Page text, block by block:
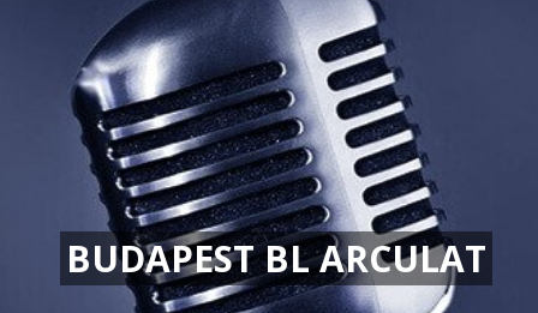
BUDAPEST BL ARCULAT